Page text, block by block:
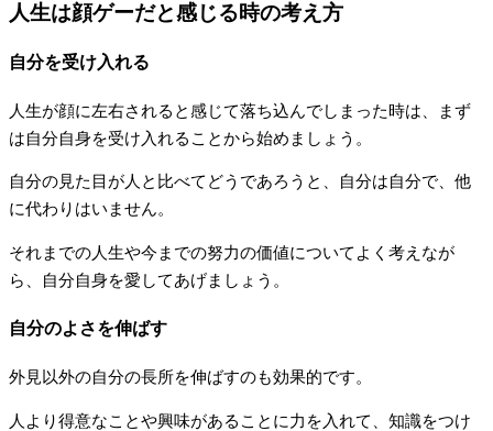
人生は顔ゲーだと感じる時の考え方
自分を受け入れる
人生が顔に左右されると感じて落ち込んでしまった時は、まず
は自分自身を受け入れることから始めましょう。
自分の見た目が人と比べてどうであろうと、自分は自分で、他
に代わりはいません。
それまでの人生や今までの努力の価値についてよく考えなが
ら、自分自身を愛してあげましょう。
自分のよさを伸ばす
外見以外の自分の長所を伸ばすのも効果的です。
人より得意なことや興味があることに力を入れて、知識をつけ